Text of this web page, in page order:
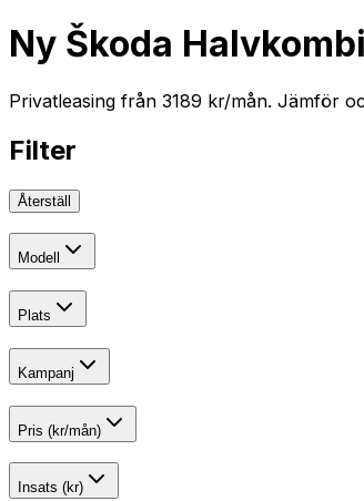
Ny Škoda
Privatleasing från 3189 kr/mån. Jämför
Filter
Återställ
Modell
Plats
Kampanj
Pris (kr/mån)
Insats (kr)